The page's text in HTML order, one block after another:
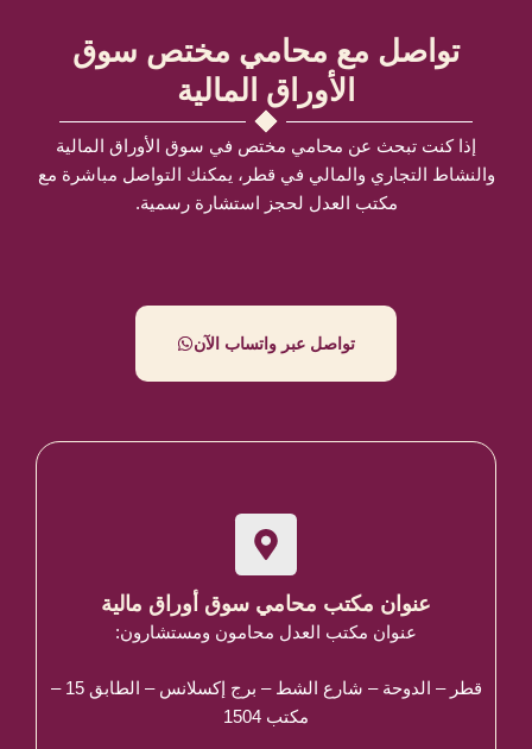
تواصل مع محامي مختص سوق
الأوراق المالية
إذا كنت تبحث عن محامي مختص في سوق الأوراق المالية
والنشاط التجاري والمالي في قطر، يمكنك التواصل مباشرة مع
مكتب العدل لحجز استشارة رسمية.
تواصل عبر واتساب الآن
عنوان مكتب محامي سوق أوراق مالية
عنوان مكتب العدل محامون ومستشارون:
قطر – الدوحة – شارع الشط – برج إكسلانس – الطابق 15 –
مكتب 1504